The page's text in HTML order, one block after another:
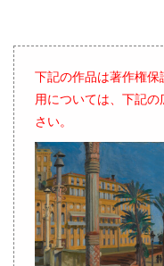
下記の作品は著作権保
用については、下記
さい。